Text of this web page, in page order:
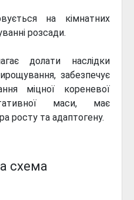
на кімнатних
розсади.
долати наслідки
забезпечує
міцної кореневої
маси, має
росту та адаптогену.
схема